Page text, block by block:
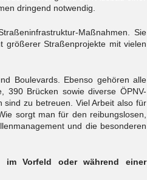
dringend notwendig.
Maßnahmen. Sie
größerer Straßenprojekte mit vielen
Boulevards. Ebenso gehören alle
390 Brücken sowie diverse ÖPNV-
sind zu betreuen. Viel Arbeit also für
sorgt man für den reibungslosen,
und die besonderen
im Vorfeld oder während einer